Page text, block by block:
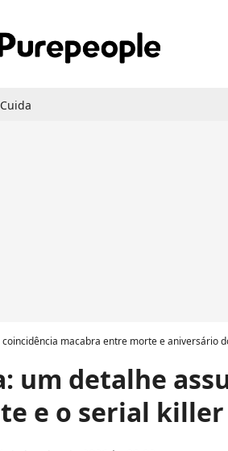
macabra entre morte e aniversário
um detalhe
e o serial